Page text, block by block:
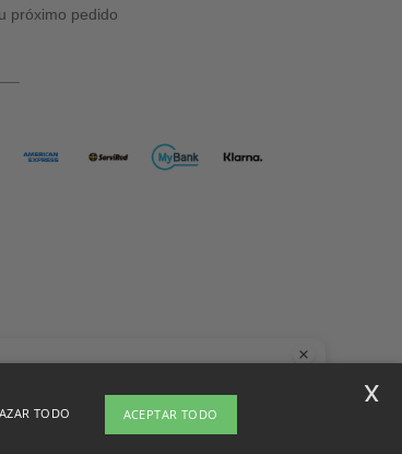
próximo pedido
TODO ACEPTAR TODO
x
puedes escribirnos en cualquier momento. Nuestro